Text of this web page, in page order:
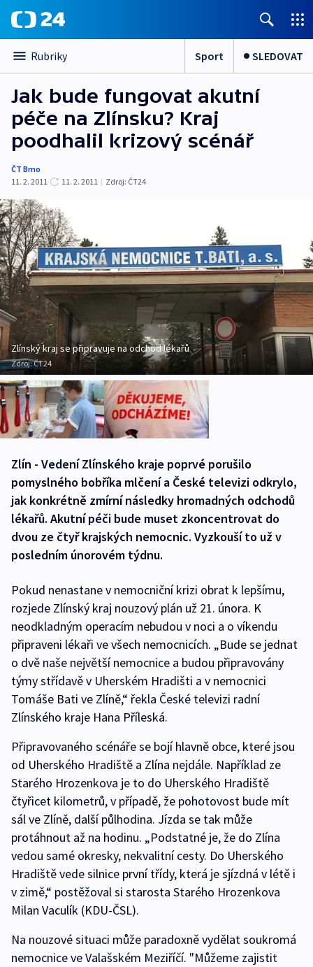
Rubriky Sport SLEDOVAT
Jak bude fungovat akutní
péče na Zlínsku? Kraj
poodhalil krizový scénář
ČT Brno
11. 2. 2011
11. 2. 2011 | Zdroj: ČT24
Zlínský kraj se připravuje na odchod lékařů
Zdroj:ČT24
Zlín - Vedení Zlínského kraje poprvé porušilo
pomyslného bobříka mlčení a České televizi odkrylo,
jak konkrétně zmírní následky hromadných odchodů
lékařů. Akutní péči bude muset zkoncentrovat do
dvou ze čtyř krajských nemocnic. Vyzkouší to už v
posledním únorovém týdnu.
Pokud nenastane v nemocniční krizi obrat k lepšímu,
rozjede Zlínský kraj nouzový plán už 21. února. K
neodkladným operacím nebudou v noci a o víkendu
připraveni lékaři ve všech nemocnicích. „Bude se jednat
o dvě naše největší nemocnice a budou připravovány
týmy střídavě v Uherském Hradišti a v nemocnici
Tomáše Bati ve Zlíně,“ řekla České televizi radní
Zlínského kraje Hana Příleská.
Připravovaného scénáře se bojí hlavně obce, které jsou
od Uherského Hradiště a Zlína nejdále. Například ze
Starého Hrozenkova je to do Uherského Hradiště
čtyřicet kilometrů, v případě, že pohotovost bude mít
sál ve Zlíně, další půlhodina. Jízda se tak může
protáhnout až na hodinu. „Podstatné je, že do Zlína
vedou samé okresky, nekvalitní cesty. Do Uherského
Hradiště vede silnice první třídy, která je sjízdná v létě i
v zimě,“ postěžoval si starosta Starého Hrozenkova
Milan Vaculík (KDU-ČSL).
Na nouzové situaci může paradoxně vydělat soukromá
nemocnice ve Valašském Meziříčí. "Můžeme zajistit